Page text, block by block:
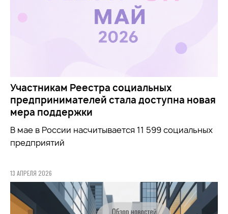
Участникам Реестра социальных
предпринимателей стала доступна новая
мера поддержки
В мае в России насчитывается 11 599 социальных
предприятий
13 АПРЕЛЯ 2026